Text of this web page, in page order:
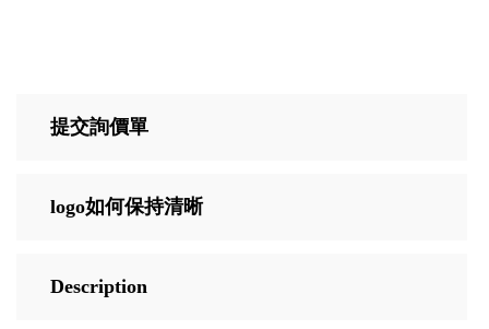
提交詢價單
logo如何保持清晰
Description